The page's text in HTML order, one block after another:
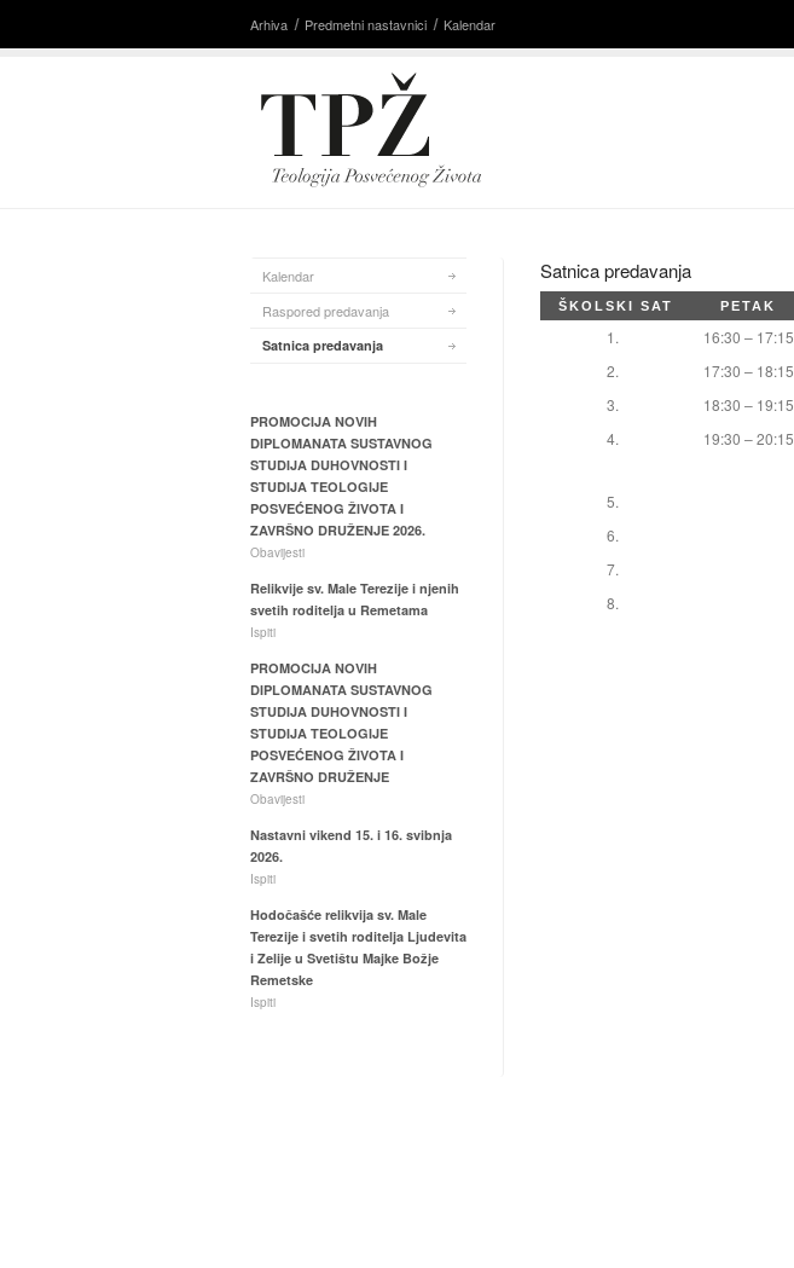
Arhiva Predmetni nastavnici Kalendar
Satnica predavanja
ŠKOLSKI SAT PETAK
1. 16:30 – 17:15
2.
17:30 – 18:15
3.
18:30 – 19:15
4.
19:30 – 20:15
5.
6.
7.
8.
Kalendar
Raspored predavanja
Satnica predavanja
PROMOCIJA NOVIH
DIPLOMANATA SUSTAVNOG
STUDIJA DUHOVNOSTI I
STUDIJA TEOLOGIJE
POSVEĆENOG ŽIVOTA I
ZAVRŠNO DRUŽENJE 2026.
Obavijesti
Relikvije sv. Male Terezije i njenih
svetih roditelja u Remetama
Ispiti
PROMOCIJA NOVIH
DIPLOMANATA SUSTAVNOG
STUDIJA DUHOVNOSTI I
STUDIJA TEOLOGIJE
POSVEĆENOG ŽIVOTA I
ZAVRŠNO DRUŽENJE
Obavijesti
Nastavni vikend 15. i 16. svibnja
2026.
Ispiti
Hodočašće relikvija sv. Male
Terezije i svetih roditelja Ljudevita
i Zelije u Svetištu Majke Božje
Remetske
Ispiti